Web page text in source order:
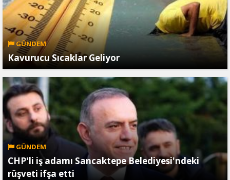
GÜNDEM
Kavurucu Sıcaklar Geliyor
GÜNDEM
CHP'li iş adamı Sancaktepe Belediyesi'ndeki
rüşveti ifşa etti